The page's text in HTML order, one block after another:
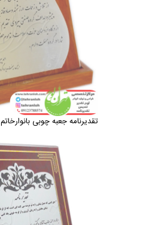
تقدیرنامه جعبه چوبی بانوارخاتم